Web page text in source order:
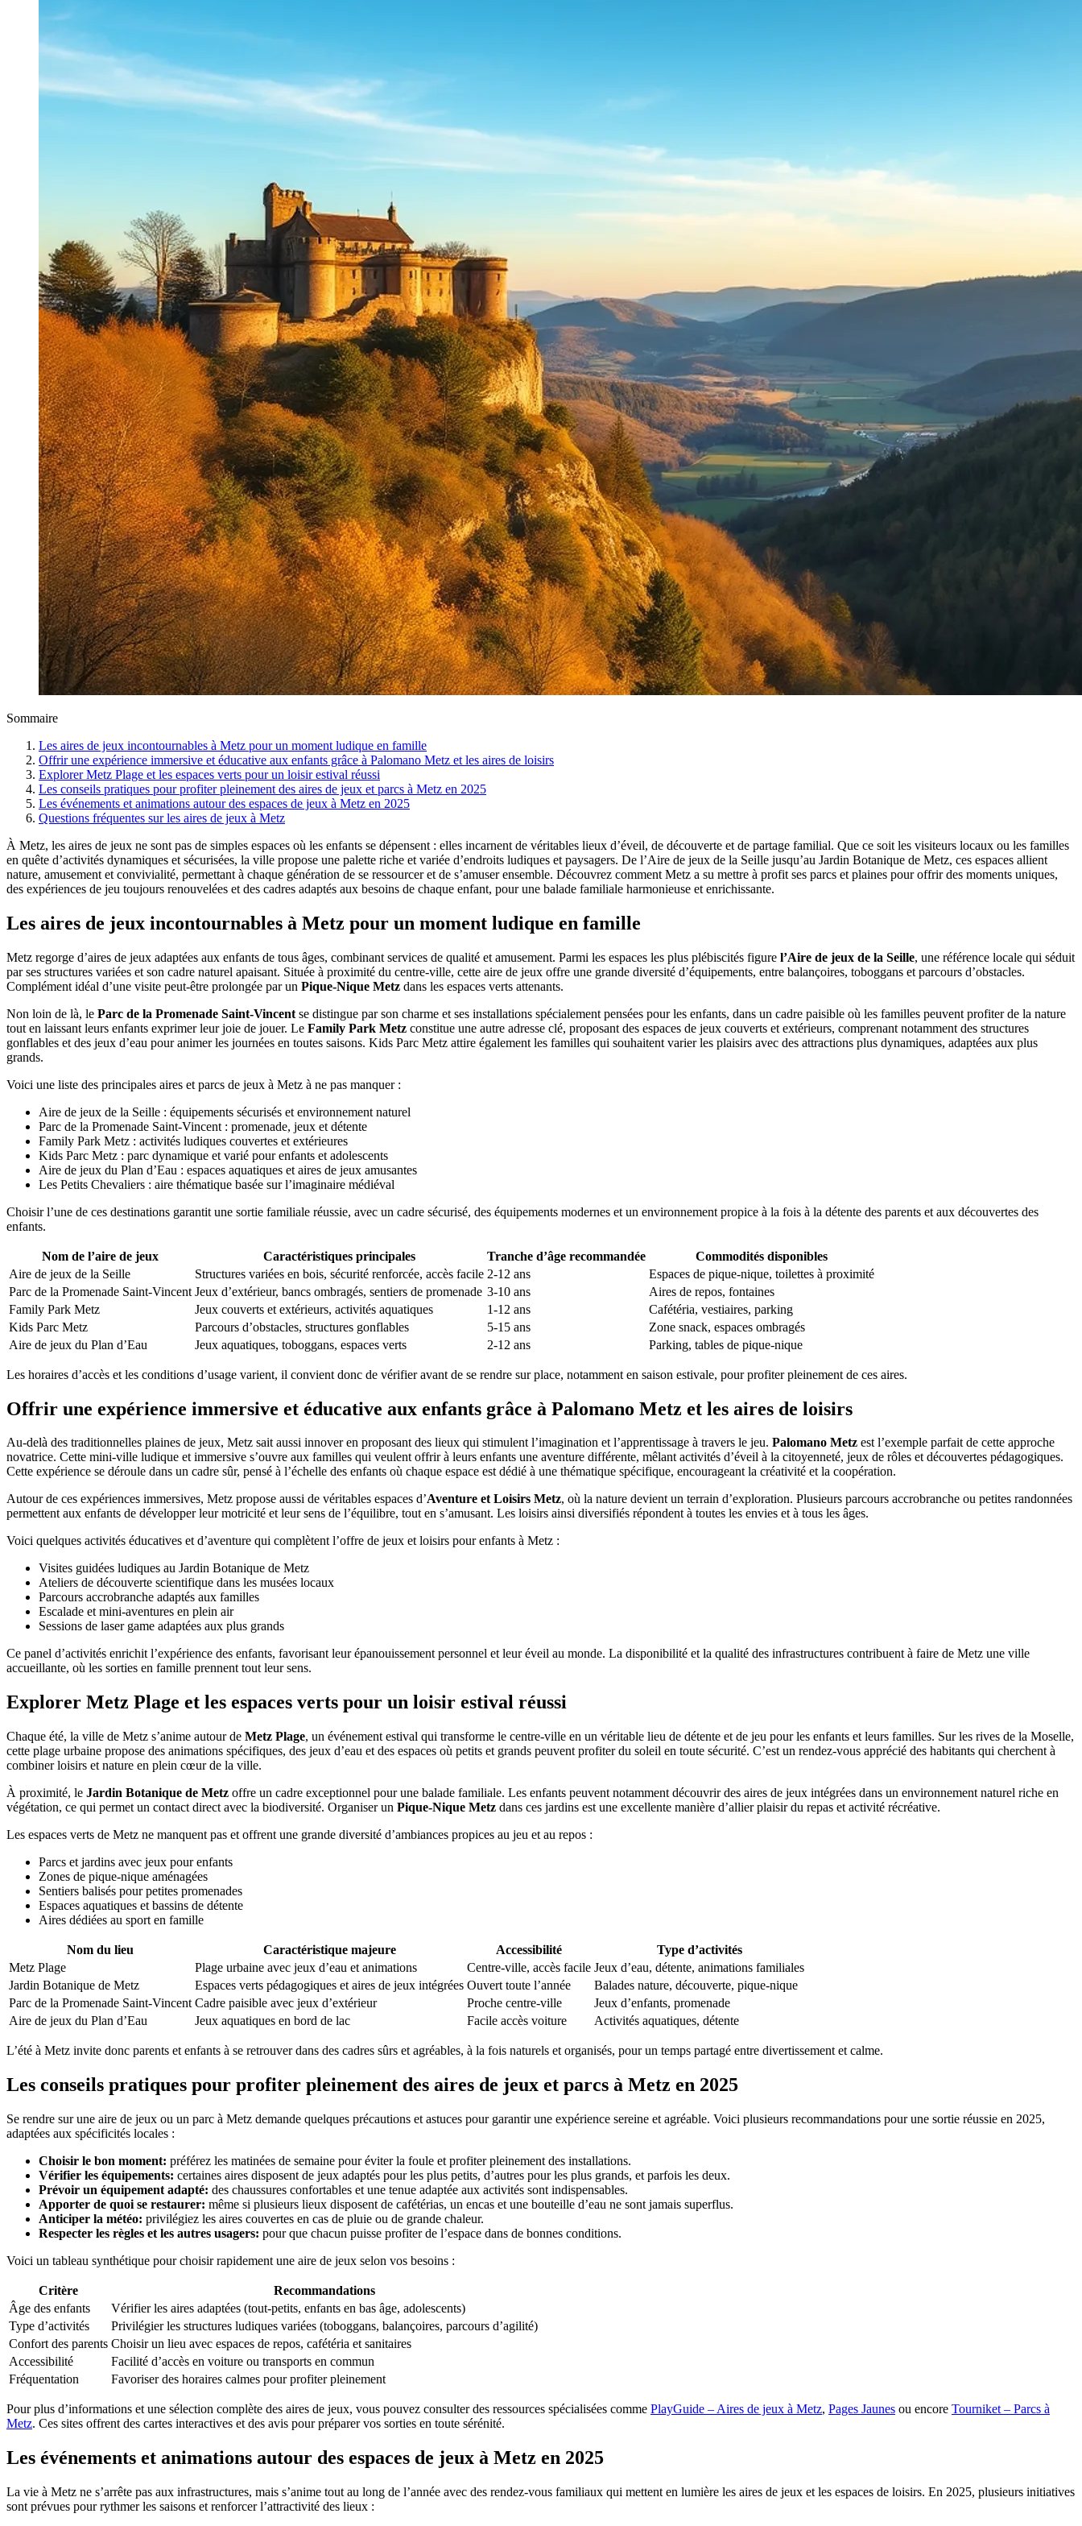
Sommaire
Les aires de jeux incontournables à Metz pour un moment ludique en famille
Offrir une expérience immersive et éducative aux enfants grâce à Palomano Metz et les aires de loisirs
Explorer Metz Plage et les espaces verts pour un loisir estival réussi
Les conseils pratiques pour profiter pleinement des aires de jeux et parcs à Metz en 2025
Les événements et animations autour des espaces de jeux à Metz en 2025
Questions fréquentes sur les aires de jeux à Metz
À Metz, les aires de jeux ne sont pas de simples espaces où les enfants se dépensent : elles incarnent de véritables lieux d’éveil, de découverte et de partage familial. Que ce soit les visiteurs locaux ou les familles
en quête d’activités dynamiques et sécurisées, la ville propose une palette riche et variée d’endroits ludiques et paysagers. De l’Aire de jeux de la Seille jusqu’au Jardin Botanique de Metz, ces espaces allient
nature, amusement et convivialité, permettant à chaque génération de se ressourcer et de s’amuser ensemble. Découvrez comment Metz a su mettre à profit ses parcs et plaines pour offrir des moments uniques,
des expériences de jeu toujours renouvelées et des cadres adaptés aux besoins de chaque enfant, pour une balade familiale harmonieuse et enrichissante.
Les aires de jeux incontournables à Metz pour un moment ludique en famille
Metz regorge d’aires de jeux adaptées aux enfants de tous âges, combinant services de qualité et amusement. Parmi les espaces les plus plébiscités figure l’Aire de jeux de la Seille, une référence locale qui séduit
par ses structures variées et son cadre naturel apaisant. Située à proximité du centre-ville, cette aire de jeux offre une grande diversité d’équipements, entre balançoires, toboggans et parcours d’obstacles.
Complément idéal d’une visite peut-être prolongée par un Pique-Nique Metz dans les espaces verts attenants.
Non loin de là, le Parc de la Promenade Saint-Vincent se distingue par son charme et ses installations spécialement pensées pour les enfants, dans un cadre paisible où les familles peuvent profiter de la nature
tout en laissant leurs enfants exprimer leur joie de jouer. Le Family Park Metz constitue une autre adresse clé, proposant des espaces de jeux couverts et extérieurs, comprenant notamment des structures
gonflables et des jeux d’eau pour animer les journées en toutes saisons. Kids Parc Metz attire également les familles qui souhaitent varier les plaisirs avec des attractions plus dynamiques, adaptées aux plus
grands.
Voici une liste des principales aires et parcs de jeux à Metz à ne pas manquer :
Aire de jeux de la Seille : équipements sécurisés et environnement naturel
Parc de la Promenade Saint-Vincent : promenade, jeux et détente
Family Park Metz : activités ludiques couvertes et extérieures
Kids Parc Metz : parc dynamique et varié pour enfants et adolescents
Aire de jeux du Plan d’Eau : espaces aquatiques et aires de jeux amusantes
Les Petits Chevaliers : aire thématique basée sur l’imaginaire médiéval
Choisir l’une de ces destinations garantit une sortie familiale réussie, avec un cadre sécurisé, des équipements modernes et un environnement propice à la fois à la détente des parents et aux découvertes des
enfants.
Nom de l’aire de jeux Caractéristiques principales Tranche d’âge recommandée
Commodités disponibles
Aire de jeux de la Seille
Structures variées en bois, sécurité renforcée, accès facile 2-12 ans
Espaces de pique-nique, toilettes à proximité
Parc de la Promenade Saint-Vincent Jeux d’extérieur, bancs ombragés, sentiers de promenade 3-10 ans
Aires de repos, fontaines
Family Park Metz
Jeux couverts et extérieurs, activités aquatiques 1-12 ans
Cafétéria, vestiaires, parking
Kids Parc Metz
Parcours d’obstacles, structures gonflables 5-15 ans
Zone snack, espaces ombragés
Aire de jeux du Plan d’Eau
Jeux aquatiques, toboggans, espaces verts 2-12 ans Parking, tables de pique-nique
Les horaires d’accès et les conditions d’usage varient, il convient donc de vérifier avant de se rendre sur place, notamment en saison estivale, pour profiter pleinement de ces aires.
Offrir une expérience immersive et éducative aux enfants grâce à Palomano Metz et les aires de loisirs
Au-delà des traditionnelles plaines de jeux, Metz sait aussi innover en proposant des lieux qui stimulent l’imagination et l’apprentissage à travers le jeu. Palomano Metz est l’exemple parfait de cette approche
novatrice. Cette mini-ville ludique et immersive s’ouvre aux familles qui veulent offrir à leurs enfants une aventure différente, mêlant activités d’éveil à la citoyenneté, jeux de rôles et découvertes pédagogiques.
Cette expérience se déroule dans un cadre sûr, pensé à l’échelle des enfants où chaque espace est dédié à une thématique spécifique, encourageant la créativité et la coopération.
Autour de ces expériences immersives, Metz propose aussi de véritables espaces d’Aventure et Loisirs Metz, où la nature devient un terrain d’exploration. Plusieurs parcours accrobranche ou petites randonnées
permettent aux enfants de développer leur motricité et leur sens de l’équilibre, tout en s’amusant. Les loisirs ainsi diversifiés répondent à toutes les envies et à tous les âges.
Voici quelques activités éducatives et d’aventure qui complètent l’offre de jeux et loisirs pour enfants à Metz :
Visites guidées ludiques au Jardin Botanique de Metz
Ateliers de découverte scientifique dans les musées locaux
Parcours accrobranche adaptés aux familles
Escalade et mini-aventures en plein air
Sessions de laser game adaptées aux plus grands
Ce panel d’activités enrichit l’expérience des enfants, favorisant leur épanouissement personnel et leur éveil au monde. La disponibilité et la qualité des infrastructures contribuent à faire de Metz une ville
accueillante, où les sorties en famille prennent tout leur sens.
Explorer Metz Plage et les espaces verts pour un loisir estival réussi
Chaque été, la ville de Metz s’anime autour de Metz Plage, un événement estival qui transforme le centre-ville en un véritable lieu de détente et de jeu pour les enfants et leurs familles. Sur les rives de la Moselle,
cette plage urbaine propose des animations spécifiques, des jeux d’eau et des espaces où petits et grands peuvent profiter du soleil en toute sécurité. C’est un rendez-vous apprécié des habitants qui cherchent à
combiner loisirs et nature en plein cœur de la ville.
À proximité, le Jardin Botanique de Metz offre un cadre exceptionnel pour une balade familiale. Les enfants peuvent notamment découvrir des aires de jeux intégrées dans un environnement naturel riche en
végétation, ce qui permet un contact direct avec la biodiversité. Organiser un Pique-Nique Metz dans ces jardins est une excellente manière d’allier plaisir du repas et activité récréative.
Les espaces verts de Metz ne manquent pas et offrent une grande diversité d’ambiances propices au jeu et au repos :
Parcs et jardins avec jeux pour enfants
Zones de pique-nique aménagées
Sentiers balisés pour petites promenades
Espaces aquatiques et bassins de détente
Aires dédiées au sport en famille
Nom du lieu Caractéristique majeure Accessibilité
Type d’activités
Metz Plage
Plage urbaine avec jeux d’eau et animations Centre-ville, accès facile Jeux d’eau, détente, animations familiales
Jardin Botanique de Metz
Espaces verts pédagogiques et aires de jeux intégrées Ouvert toute l’année
Balades nature, découverte, pique-nique
Parc de la Promenade Saint-Vincent Cadre paisible avec jeux d’extérieur Proche centre-ville
Jeux d’enfants, promenade
Aire de jeux du Plan d’Eau
Jeux aquatiques en bord de lac Facile accès voiture Activités aquatiques, détente
L’été à Metz invite donc parents et enfants à se retrouver dans des cadres sûrs et agréables, à la fois naturels et organisés, pour un temps partagé entre divertissement et calme.
Les conseils pratiques pour profiter pleinement des aires de jeux et parcs à Metz en 2025
Se rendre sur une aire de jeux ou un parc à Metz demande quelques précautions et astuces pour garantir une expérience sereine et agréable. Voici plusieurs recommandations pour une sortie réussie en 2025,
adaptées aux spécificités locales :
Choisir le bon moment: préférez les matinées de semaine pour éviter la foule et profiter pleinement des installations.
Vérifier les équipements: certaines aires disposent de jeux adaptés pour les plus petits, d’autres pour les plus grands, et parfois les deux.
Prévoir un équipement adapté: des chaussures confortables et une tenue adaptée aux activités sont indispensables.
Apporter de quoi se restaurer: même si plusieurs lieux disposent de cafétérias, un encas et une bouteille d’eau ne sont jamais superflus.
Anticiper la météo: privilégiez les aires couvertes en cas de pluie ou de grande chaleur.
Respecter les règles et les autres usagers: pour que chacun puisse profiter de l’espace dans de bonnes conditions.
Voici un tableau synthétique pour choisir rapidement une aire de jeux selon vos besoins :
Critère
Recommandations
Âge des enfants
Vérifier les aires adaptées (tout-petits, enfants en bas âge, adolescents)
Type d’activités
Privilégier les structures ludiques variées (toboggans, balançoires, parcours d’agilité)
Confort des parents Choisir un lieu avec espaces de repos, cafétéria et sanitaires
Accessibilité
Facilité d’accès en voiture ou transports en commun
Fréquentation
Favoriser des horaires calmes pour profiter pleinement
Pour plus d’informations et une sélection complète des aires de jeux, vous pouvez consulter des ressources spécialisées comme PlayGuide – Aires de jeux à Metz, Pages Jaunes ou encore Tourniket – Parcs à
Metz. Ces sites offrent des cartes interactives et des avis pour préparer vos sorties en toute sérénité.
Les événements et animations autour des espaces de jeux à Metz en 2025
La vie à Metz ne s’arrête pas aux infrastructures, mais s’anime tout au long de l’année avec des rendez-vous familiaux qui mettent en lumière les aires de jeux et les espaces de loisirs. En 2025, plusieurs initiatives
sont prévues pour rythmer les saisons et renforcer l’attractivité des lieux :